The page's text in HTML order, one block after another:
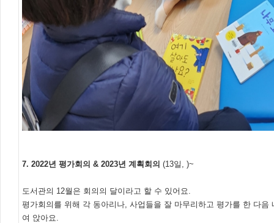
7. 2022년 평가회의 & 2023년 계획회의 (13일, )~
도서관의 12월은 회의의 달이라고 할 수 있어요.
평가회의를 위해 각 동아리나, 사업들을 잘 마무리하고 평가를 한 다음
여 앉아요.